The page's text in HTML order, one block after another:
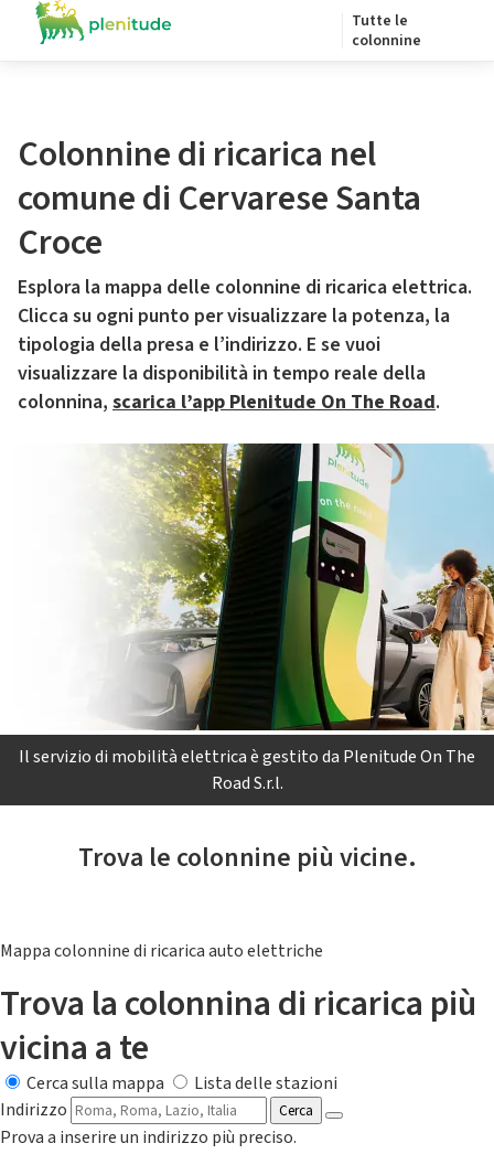
Tutte le
colonnine
Colonnine di ricarica nel
comune di Cervarese Santa
Croce
Esplora la mappa delle colonnine di ricarica elettrica.
Clicca su ogni punto per visualizzare la potenza, la
tipologia della presa e l’indirizzo. E se vuoi
visualizzare la disponibilità in tempo reale della
colonnina, scarica l’app Plenitude On The Road.
Il servizio di mobilità elettrica è gestito da Plenitude On The
Road S.r.l.
Trova le colonnine più vicine.
Mappa colonnine di ricarica auto elettriche
Trova la colonnina di ricarica più
vicina a te
Cerca sulla mappa
Lista delle stazioni
Indirizzo
Cerca
Prova a inserire un indirizzo più preciso.